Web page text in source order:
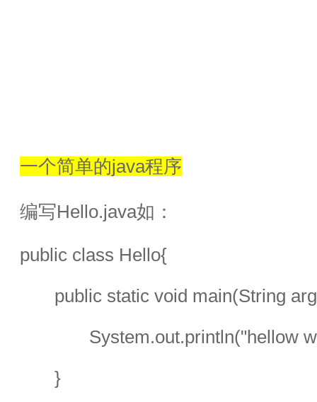
一个简单的java程序
编写Hello.java如：
public class Hello{
public static void main(String
System.out.println("hellow
}